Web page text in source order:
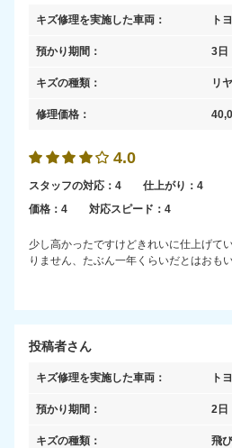
キズ修理を実施した車両： ト
預かり期間： 3日
キズの種類： リ
修理価格：
4.0
スタッフの対応： 4 仕上がり： 4
価格： 4 対応スピード： 4
少し高かったですけどきれいに仕上げて
りません、たぶん一年くらいだとはおも
投稿者さん
キズ修理を実施した車両： ト
預かり期間： 2日
キズの種類：
飛